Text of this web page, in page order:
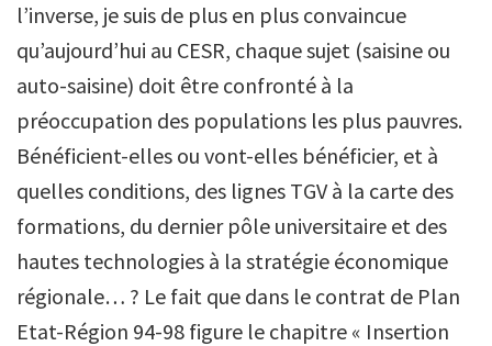
l’inverse, je suis de plus en plus convaincue
qu’aujourd’hui au CESR, chaque sujet (saisine ou
auto-saisine) doit être confronté à la
préoccupation des populations les plus pauvres.
Bénéficient-elles ou vont-elles bénéficier, et à
quelles conditions, des lignes TGV à la carte des
formations, du dernier pôle universitaire et des
hautes technologies à la stratégie économique
régionale… ? Le fait que dans le contrat de Plan
Etat-Région 94-98 figure le chapitre « Insertion